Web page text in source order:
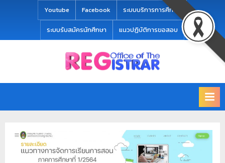
Youtube Facebook ระบบบริการการศึกษา
ระบบรับสมัครนักศึกษา แนวปฏิบัติการขอสอบ
นั
ท
บี
the
University
modal-check